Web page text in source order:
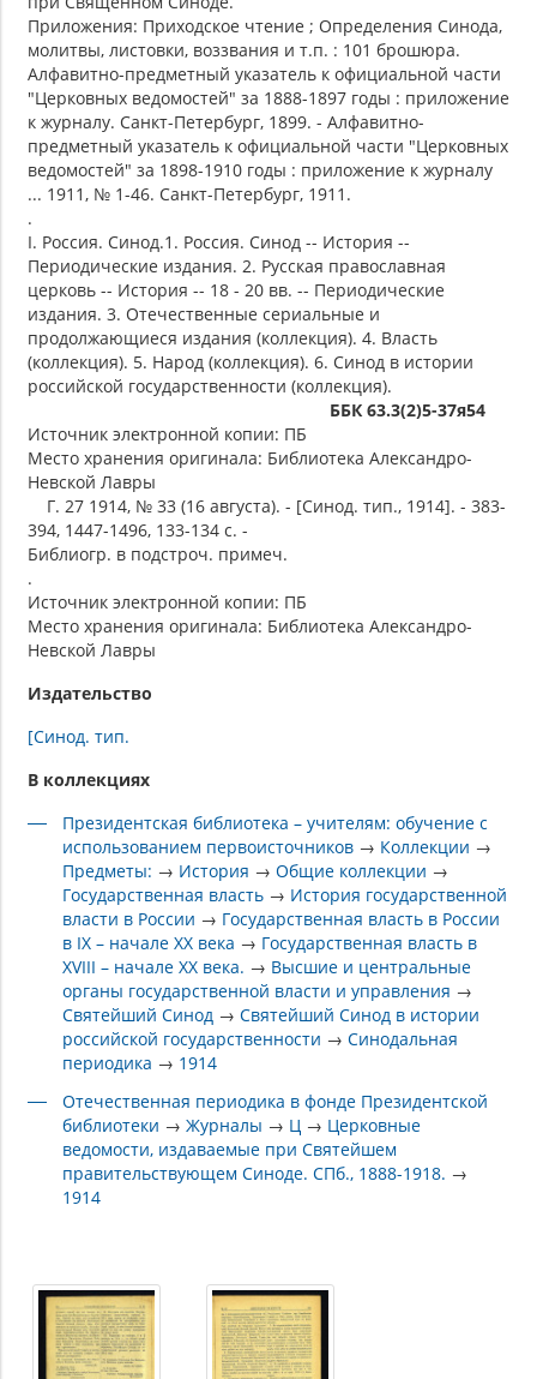
Приложения: Приходское чтение ; Определения Синода,
молитвы, листовки, воззвания и т.п. : 101 брошюра.
Алфавитно-предметный указатель к официальной части
"Церковных ведомостей" за 1888-1897 годы : приложение
к журналу. Санкт-Петербург, 1899. - Алфавитно-
предметный указатель к официальной части "Церковных
ведомостей" за 1898-1910 годы : приложение к журналу
... 1911, № 1-46. Санкт-Петербург, 1911.
.
I. Россия. Синод.1. Россия. Синод -- История --
Периодические издания. 2. Русская православная
церковь -- История -- 18 - 20 вв. -- Периодические
издания. 3. Отечественные сериальные и
продолжающиеся издания (коллекция). 4. Власть
(коллекция). 5. Народ (коллекция). 6. Синод в истории
российской государственности (коллекция).
ББК 63.3(2)5-37я54
Источник электронной копии: ПБ
Место хранения оригинала: Библиотека Александро-
Невской Лавры
Г. 27 1914, № 33 (16 августа). - [Синод. тип., 1914]. - 383-
394, 1447-1496, 133-134 с. -
Библиогр. в подстроч. примеч.
.
Источник электронной копии: ПБ
Место хранения оригинала: Библиотека Александро-
Невской Лавры
Издательство
[Синод. тип.
В коллекциях
Президентская библиотека – учителям: обучение с
использованием первоисточников → Коллекции →
Предметы: → История →Общие коллекции →
Государственная власть → История государственной
власти в России → Государственная власть в России
в IX – начале XX века → Государственная власть в
XVIII – начале XX века. → Высшие и центральные
органы государственной власти и управления →
Святейший Синод →Святейший Синод в истории
российской государственности →Синодальная
периодика → 1914
Отечественная периодика в фонде Президентской
библиотеки →Журналы → Ц → Церковные
ведомости, издаваемые при Святейшем
правительствующем Синоде. СПб., 1888-1918. →
1914